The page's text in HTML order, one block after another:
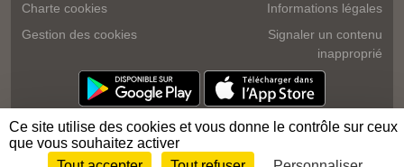
Charte cookies
Gestion des cookies
Informations légales
Signaler un contenu
inapproprié
Ce site utilise des cookies et vous donne le contrôle sur ceux
que vous souhaitez activer